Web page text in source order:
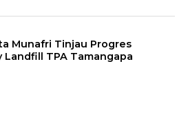
Munafri Tinjau Progres
Landfill TPA Tamangapa